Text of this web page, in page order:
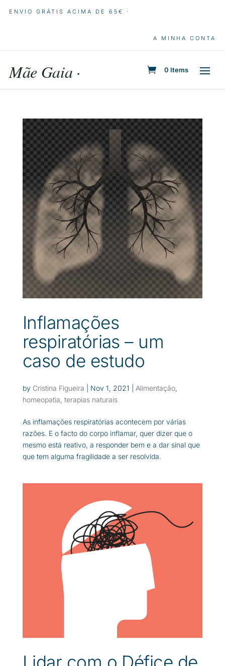
ENVIO GRÁTIS ACIMA DE 65€ ·
A MINHA CONTA
Mãe Gaia · 0 Items
Inflamações
respiratórias – um
caso de estudo
by Cristina Figueira Nov 1, 2021 Alimentação,
homeopatia, terapias naturais
As inflamações respiratórias acontecem por várias
razões. E o facto do corpo inflamar, quer dizer que o
mesmo está reativo, a responder bem e a dar sinal que
que tem alguma fragilidade a ser resolvida.